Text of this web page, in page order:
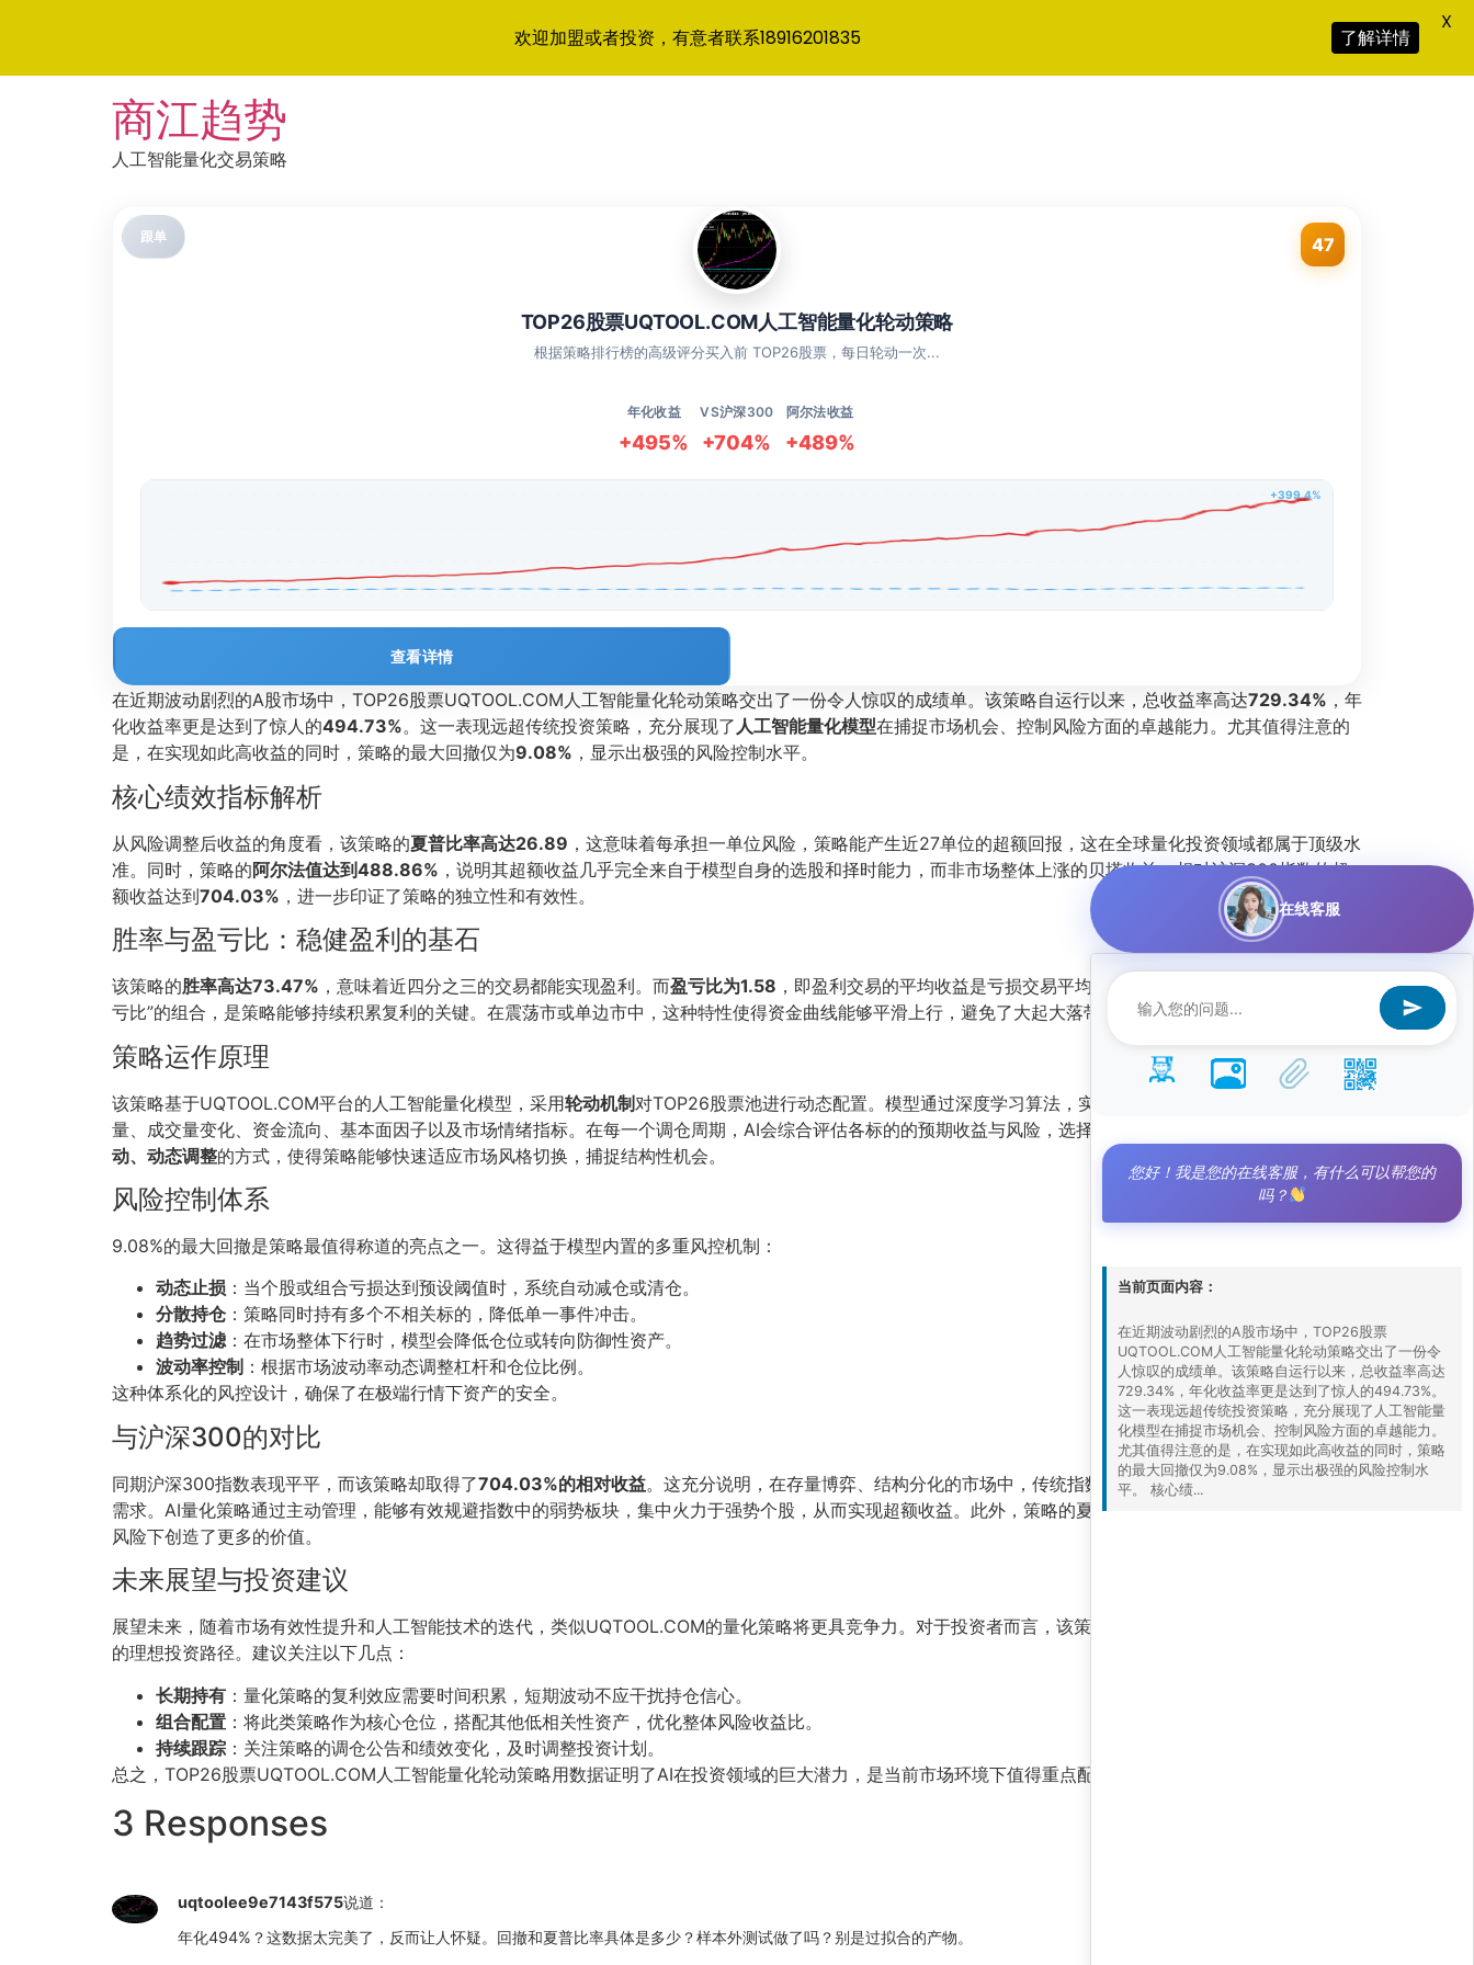
商江趋势
人工智能量化交易策略
跟单 47
TOP26股票UQTOOL.COM人工智能量化轮动策略
根据策略排行榜的高级评分买入前 TOP26股票，每日轮动一次...
年化收益
+495%
VS沪深300
+704%
阿尔法收益
+489%
+399.4%
查看详情
在近期波动剧烈的A股市场中，TOP26股票UQTOOL.COM人工智能量化轮动策略交出了一份令人惊叹的成绩单。该策略自运行以来，总收益率高达729.34% ，年
化收益率更是达到了惊人的494.73%。这一表现远超传统投资策略，充分展现了 人工智能量化模型在捕捉市场机会、控制风险方面的卓越能力。尤其值得注意的
是，在实现如此高收益的同时，策略的最大回撤仅为9.08% ，显示出极强的风险控制水平。
核心绩效指标解析
从风险调整后收益的角度看，该策略的夏普比率高达26.89 ，这意味着每承担一单位风险，策略能产生近27单位的超额回报，这在全球量化投资领域都属于顶级水
准。同时，策略的阿尔法值达到488.86% ，说明其超额收益几乎完全来自于模型自身的选股和择时能力，而非市场整体上涨的贝塔收益。相对沪深300指数的超
额收益达到704.03% ，进一步印证了策略的独立性和有效性。
胜率与盈亏比：稳健盈利的基石
该策略的胜率高达73.47% ，意味着近四分之三的交易都能实现盈利。而盈亏比为1.58 ，即盈利交易的平均收益是亏损交易平均损失的1.58倍。这种“高胜率+正盈
亏比”的组合，是策略能够持续积累复利的关键。在震荡市或单边市中，这种特性使得资金曲线能够平滑上行，避免了大起大落带来的心理压力。
策略运作原理
该策略基于UQTOOL.COM平台的人工智能量化模型，采用轮动机制对TOP26股票池进行动态配置。模型通过深度学习算法，实时分析海量市场数据，包括价格动
量、成交量变化、资金流向、基本面因子以及市场情绪指标。在每一个调仓周期，AI会综合评估各标的的预期收益与风险，选择最优组合进行轮动。这种
动、动态调整的方式，使得策略能够快速适应市场风格切换，捕捉结构性机会。
风险控制体系
9.08%的最大回撤是策略最值得称道的亮点之一。这得益于模型内置的多重风控机制：
动态止损 ：当个股或组合亏损达到预设阈值时，系统自动减仓或清仓。
分散持仓 ：策略同时持有多个不相关标的，降低单一事件冲击。
趋势过滤：在市场整体下行时，模型会降低仓位或转向防御性资产。
波动率控制 ：根据市场波动率动态调整杠杆和仓位比例。
这种体系化的风控设计，确保了在极端行情下资产的安全。
与沪深300的对比
同期沪深300指数表现平平，而该策略却取得了704.03%的相对收益。这充分说明，在存量博弈、结构分化的市场中，传统指数投资已难以满足追求绝对收益的
需求。AI量化策略通过主动管理，能够有效规避指数中的弱势板块，集中火力于强势个股，从而实现超额收益。此外，策略的夏普比率远高于指数，表明其在单位
风险下创造了更多的价值。
未来展望与投资建议
展望未来，随着市场有效性提升和人工智能技术的迭代，类似UQTOOL.COM的量化策略将更具竞争力。对于投资者而言，该策略提供了
的理想投资路径。建议关注以下几点：
长期持有 ：量化策略的复利效应需要时间积累，短期波动不应干扰持仓信心。
组合配置 ：将此类策略作为核心仓位，搭配其他低相关性资产，优化整体风险收益比。
持续跟踪 ：关注策略的调仓公告和绩效变化，及时调整投资计划。
总之，TOP26股票UQTOOL.COM人工智能量化轮动策略用数据证明了AI在投资领域的巨大潜力，是当前市场环境下值得重点配置的优质策略。
3 Responses
uqtoolee9e7143f575说道：
年化494%？这数据太完美了，反而让人怀疑。回撤和夏普比率具体是多少？样本外测试做了吗？别是过拟合的产物。
欢迎加盟或者投资，有意者联系18916201835 了解详情
X
在线客服
您好！我是您的在线客服，有什么可以帮您的
吗？
当前页面内容：
在近期波动剧烈的A股市场中，TOP26股票
UQTOOL.COM人工智能量化轮动策略交出了一份令
人惊叹的成绩单。该策略自运行以来，总收益率高达
729.34%，年化收益率更是达到了惊人的494.73%。
这一表现远超传统投资策略，充分展现了人工智能量
化模型在捕捉市场机会、控制风险方面的卓越能力。
尤其值得注意的是，在实现如此高收益的同时，策略
的最大回撤仅为9.08%，显示出极强的风险控制水
平。 核心绩...